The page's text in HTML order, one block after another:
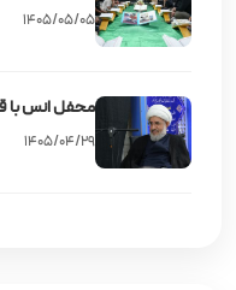
۱۴۰۵/۰۵/۰۵
محفل انس با
۱۴۰۵/۰۴/۲۹